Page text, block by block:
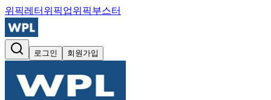
위픽레터 위픽업위픽부스터
로그인 회원가입